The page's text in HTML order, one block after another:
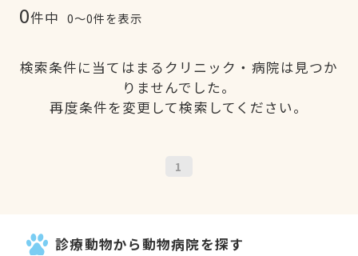
0件中 0〜0件を表示
検索条件に当てはまるクリニック・病院は見つか
りませんでした。
再度条件を変更して検索してください。
1
診療動物から動物病院を探す